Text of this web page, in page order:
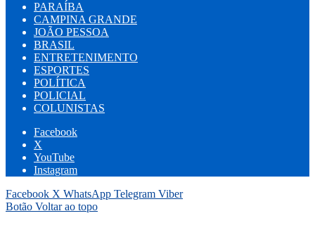
PARAÍBA
CAMPINA GRANDE
JOÃO PESSOA
BRASIL
ENTRETENIMENTO
ESPORTES
POLÍTICA
POLICIAL
COLUNISTAS
Facebook
X
YouTube
Instagram
Facebook X WhatsApp Telegram Viber
Botão Voltar ao topo